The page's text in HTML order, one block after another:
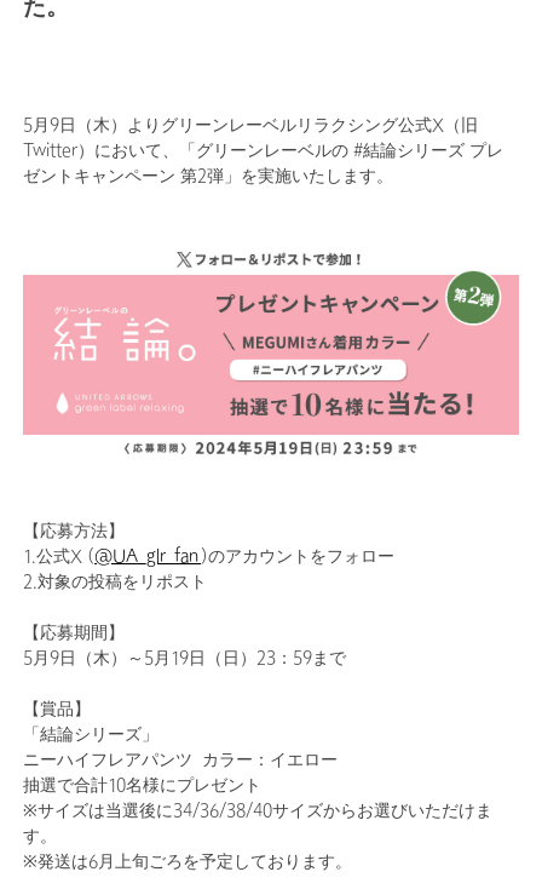
た。
5月9日（木）よりグリーンレーベルリラクシング公式X（旧
Twitter）において、「グリーンレーベルの #結論シリーズ プレ
ゼントキャンペーン 第2弾」を実施いたします。
【応募方法】
1.公式X ( @UA_glr_fan )のアカウントをフォロー
2.対象の投稿をリポスト
【応募期間】
5月9日（木）～5月19日（日）23：59まで
【賞品】
「結論シリーズ」
ニーハイフレアパンツ カラー：イエロー
抽選で合計10名様にプレゼント
※サイズは当選後に34/36/38/40サイズからお選びいただけま
す。
※発送は6月上旬ごろを予定しております。